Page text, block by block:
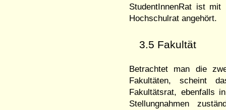
StudentInnenRat ist
Hochschulrat angehört.
3.5 Fakultät
Betrachtet man die
Fakultäten, scheint
Fakultätsrat, ebenfalls
Stellungnahmen